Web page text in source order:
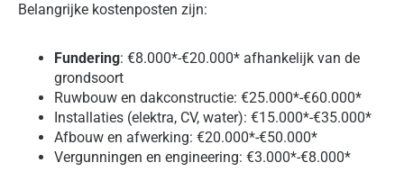
Belangrijke kostenposten zijn:
Fundering: €8.000*-€20.000* afhankelijk van de
grondsoort
Ruwbouw en dakconstructie: €25.000*-€60.000*
Installaties (elektra, CV, water): €15.000*-€35.000*
Afbouw en afwerking: €20.000*-€50.000*
Vergunningen en engineering: €3.000*-€8.000*